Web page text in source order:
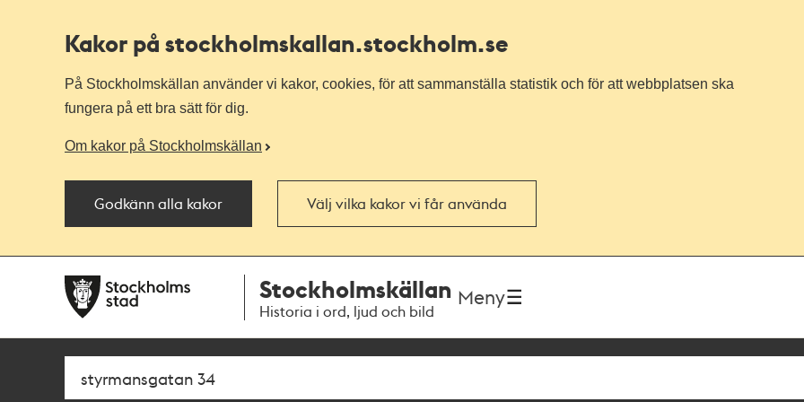
Kakor på stockholmskallan.stockholm.se
På Stockholmskällan använder vi kakor, cookies, för att sammanställa statistik och för att webbplatsen ska
fungera på ett bra sätt för dig.
Om kakor på Stockholmskällan
Godkänn alla kakor Välj vilka kakor vi får använda
navigationen
huvudinnehållet
Stockholmskällan
Historia i ord, ljud och bild
Meny
Sök